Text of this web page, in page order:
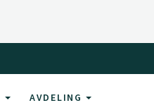
AVDELING